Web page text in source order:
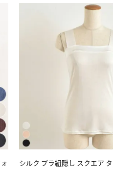
シルク ブラ紐隠し スクエア